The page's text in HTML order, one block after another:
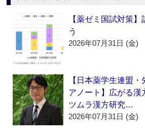
【薬ゼミ国試対策
う
2026年07月31日 (金)
【日本薬学生連盟
アノート】広がる
ツムラ漢方研究…
2026年07月31日 (金)